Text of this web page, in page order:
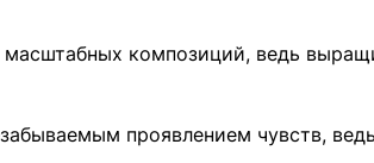
композиций, ведь
проявлением чувств,